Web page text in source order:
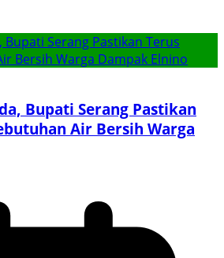
Bupati Serang Pastikan
Air Bersih Warga